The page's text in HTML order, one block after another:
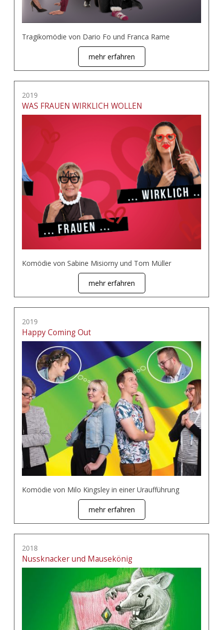
Tragikomödie von Dario Fo und Franca Rame
mehr erfahren
2019
WAS FRAUEN WIRKLICH WOLLEN
Komödie von Sabine Misiorny und Tom Müller
mehr erfahren
2019
Happy Coming Out
Komödie von Milo Kingsley in einer Uraufführung
mehr erfahren
2018
Nussknacker und Mausekönig